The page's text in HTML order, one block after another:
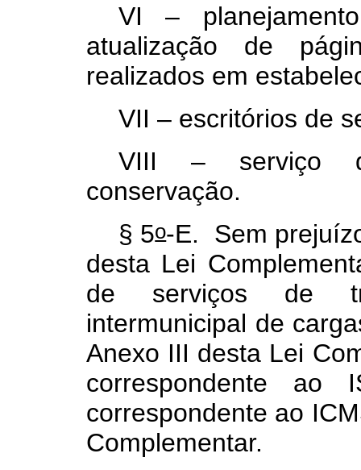
VI –
atualização de
realizados em
VII – escritórios de
VIII – serviço
conservação.
§ 5o-E. Sem
desta Lei
de serviços de
intermunicipal de
Anexo III desta Lei
correspondente
correspondente ao
Complementar.